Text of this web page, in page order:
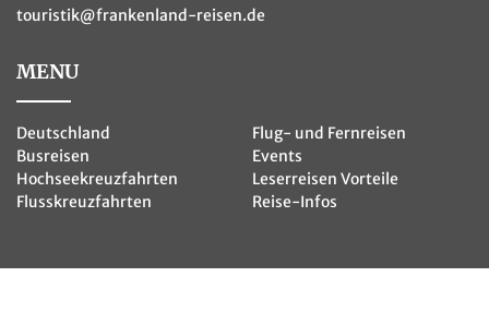
touristik@frankenland-reisen.de
MENU
Deutschland
Busreisen
Hochseekreuzfahrten
Flusskreuzfahrten
Flug- und Fernreisen
Events
Leserreisen Vorteile
Reise-Infos